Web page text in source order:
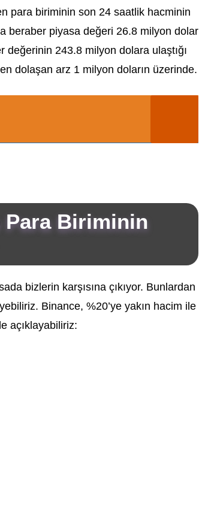
para biriminin son 24 saatlik hacminin
beraber piyasa değeri 26.8 milyon dolar
243.8 milyon dolara ulaştığı
dolaşan arz 1 milyon doların üzerinde.
Biriminin
bizlerin karşısına çıkıyor. Bunlardan
Binance, %20’ye yakın hacim ile
açıklayabiliriz: